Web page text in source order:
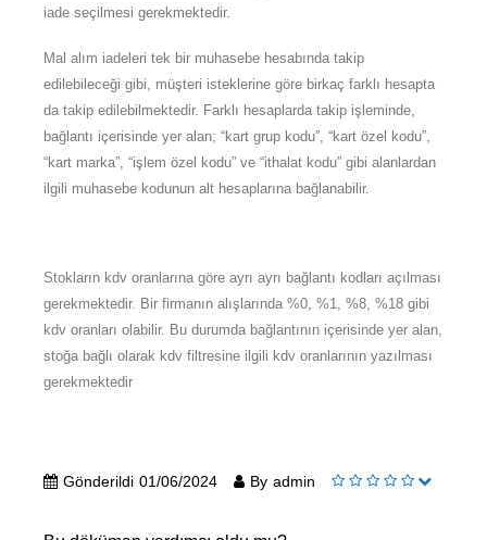
iade seçilmesi gerekmektedir.
Mal alım iadeleri tek bir muhasebe hesabında takip
edilebileceği gibi, müşteri isteklerine göre birkaç farklı hesapta
da takip edilebilmektedir. Farklı hesaplarda takip işleminde,
bağlantı içerisinde yer alan; “kart grup kodu”, “kart özel kodu”,
“kart marka”, “işlem özel kodu” ve “ithalat kodu” gibi alanlardan
ilgili muhasebe kodunun alt hesaplarına bağlanabilir.
Stokların kdv oranlarına göre ayrı ayrı bağlantı kodları açılması
gerekmektedir. Bir firmanın alışlarında %0, %1, %8, %18 gibi
kdv oranları olabilir. Bu durumda bağlantının içerisinde yer alan,
stoğa bağlı olarak kdv filtresine ilgili kdv oranlarının yazılması
gerekmektedir
Gönderildi 01/06/2024 By admin